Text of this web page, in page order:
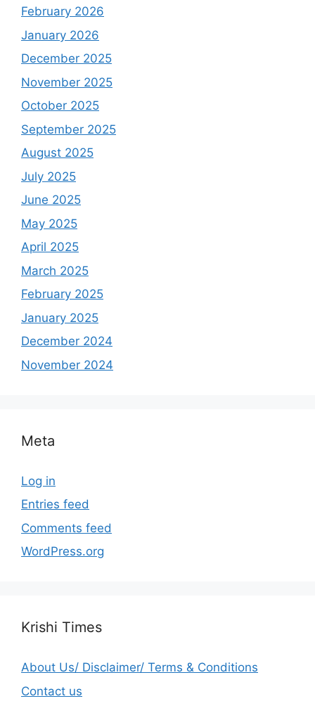
February 2026
January 2026
December 2025
November 2025
October 2025
September 2025
August 2025
July 2025
June 2025
May 2025
April 2025
March 2025
February 2025
January 2025
December 2024
November 2024
Meta
Log in
Entries feed
Comments feed
WordPress.org
Krishi Times
About Us/ Disclaimer/ Terms & Conditions
Contact us